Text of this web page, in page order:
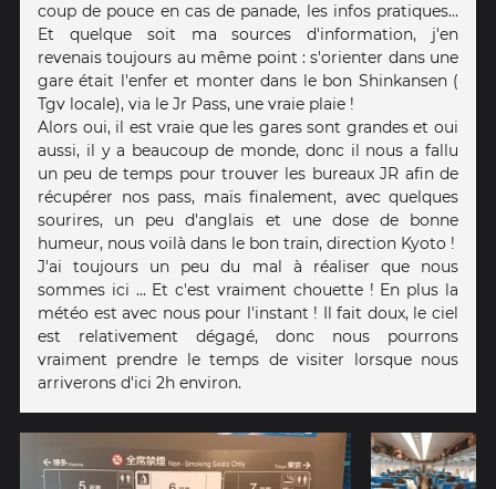
coup de pouce en cas de panade, les infos pratiques...
Et quelque soit ma sources d'information, j'en
revenais toujours au même point : s'orienter dans une
gare était l'enfer et monter dans le bon Shinkansen (
Tgv locale), via le Jr Pass, une vraie plaie !
Alors oui, il est vraie que les gares sont grandes et oui
aussi, il y a beaucoup de monde, donc il nous a fallu
un peu de temps pour trouver les bureaux JR afin de
récupérer nos pass, maïs finalement, avec quelques
sourires, un peu d'anglais et une dose de bonne
humeur, nous voilà dans le bon train, direction Kyoto !
J'ai toujours un peu du mal à réaliser que nous
sommes ici ... Et c'est vraiment chouette ! En plus la
météo est avec nous pour l'instant ! Il fait doux, le ciel
est relativement dégagé, donc nous pourrons
vraiment prendre le temps de visiter lorsque nous
arriverons d'ici 2h environ.